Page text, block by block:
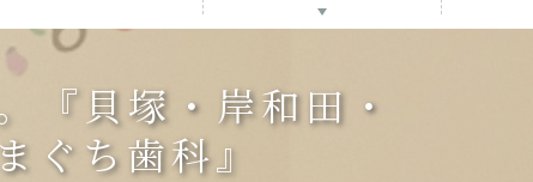
貝塚・岸和田・
ぐち歯科』